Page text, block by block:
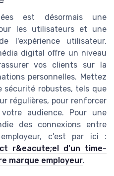
est désormais une
les utilisateurs et une
l'expérience utilisateur.
digital offre un niveau
vos clients sur la
personnelles. Mettez
sécurité robustes, tels que
régulières, pour renforcer
audience. Pour une
des connexions entre
c'est par ici :
r&eacute;el d'un time-
marque employeur.